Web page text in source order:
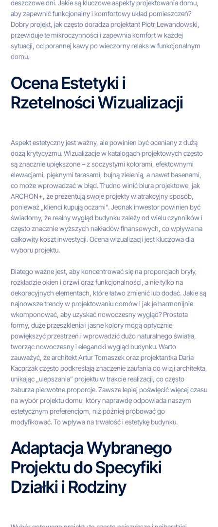
deszczowe dni. Jakie są kluczowe aspekty projektowania domu,
aby zapewnić funkcjonalny i komfortowy układ pomieszczeń?
Dobry projekt, jak często doradza projektant Piotr Lewandowski,
przewiduje te mikroczynności i zapewnia komfort w każdej
sytuacji, od porannej kawy po wieczorny relaks w funkcjonalnym
domu.
Ocena Estetyki i
Rzetelności Wizualizacji
Aspekt estetyczny jest ważny, ale powinien być oceniany z dużą
dozą krytycyzmu. Wizualizacje w katalogach projektowych często
są znacznie upiększone – z soczystymi kolorami, efektownymi
elewacjami, pięknymi tarasami, bujną zielenią, a nawet basenami,
co może wprowadzać w błąd. Trudno winić biura projektowe, jak
ARCHON+, że prezentują swoje projekty w atrakcyjny sposób,
ponieważ „klienci kupują oczami”. Jednak inwestor powinien być
świadomy, że realny wygląd budynku zależy od wielu czynników i
często znacznie wyższych nakładów finansowych, co wpływa na
całkowity koszt inwestycji. Ocena wizualizacji jest kluczowa dla
wyboru projektu.
Dlatego ważne jest, aby koncentrować się na proporcjach bryły,
rozkładzie okien i drzwi oraz funkcjonalności, a nie tylko na
dekoracyjnych elementach, które łatwo zmienić lub dodać. Jakie są
najnowsze trendy w projektowaniu domów i jak je harmonijnie
wkomponować, aby uzyskać nowoczesny wygląd? Prostota
formy, duże przeszklenia i jasne kolory mogą optycznie
powiększyć przestrzeń i wprowadzić dużo naturalnego światła,
tworząc nowoczesny i elegancki wygląd budynku. Warto
zauważyć, że architekt Artur Tomaszek oraz projektantka Daria
Kacprzak często podkreślają znaczenie zaufania do wizji architekta,
unikając „ulepszania” projektu w trakcie realizacji, co często
zaburza pierwotne proporcje. Zawsze lepiej poświęcić więcej czasu
na wybór projektu domu, który naprawdę odpowiada naszym
estetycznym preferencjom, niż później próbować go
modyfikować. To wpływa na trwałość i estetykę budynku.
Adaptacja Wybranego
Projektu do Specyfiki
Działki i Rodziny